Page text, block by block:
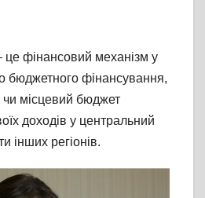
це фінансовий механізм у
бюджетного фінансування,
чи місцевий бюджет
доходів у центральний
інших регіонів.